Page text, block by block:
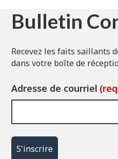
Bulletin
Recevez les faits saillants
dans votre boîte de
Adresse de courriel